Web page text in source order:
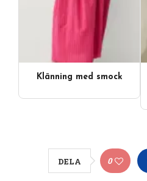
Videoinnehåll
Klänning med smock
DELA 0